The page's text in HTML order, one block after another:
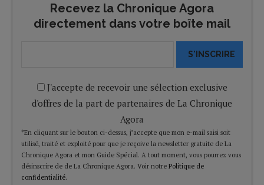
Recevez la Chronique Agora
directement dans votre boîte mail
S'INSCRIRE
J'accepte de recevoir une sélection exclusive
d'offres de la part de partenaires de La Chronique
Agora
*En cliquant sur le bouton ci-dessus, j’accepte que mon e-mail saisi soit
utilisé, traité et exploité pour que je reçoive la newsletter gratuite de La
Chronique Agora et mon Guide Spécial. A tout moment, vous pourrez vous
désinscrire de de La Chronique Agora. Voir notre Politique de
confidentialité.